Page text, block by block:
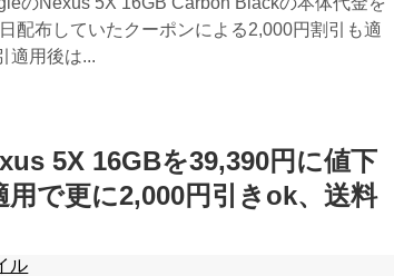
配布していたクーポンによる2,000円割引も適
適用後は...
5X 16GBを39,390円に値下
で更に2,000円引きok、送料
ル